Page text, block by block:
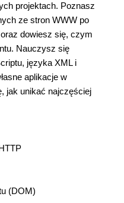
projektach. Poznasz
ze stron WWW po
dowiesz się, czym
Nauczysz się
języka XML i
aplikacje w
jak unikać najczęściej
(DOM)